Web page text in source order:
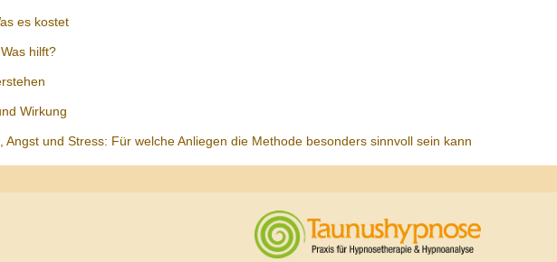
es kostet
hilft?
Wirkung
und Stress: Für welche Anliegen die Methode besonders sinnvoll sein kann